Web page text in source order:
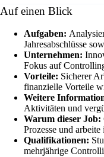
Auf einen Blick
Aufgaben:
Jahresabschlüsse
Unternehmen:
Fokus auf
Vorteile: Sicherer
finanzielle Vorteile
Weitere
Aktivitäten und
Warum dieser Job:
Prozesse und
Qualifikationen:
mehrjährige